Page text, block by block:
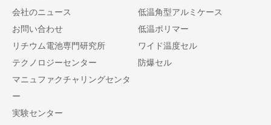
会社のニュース
お問い合わせ
リチウム電池専門研究所
テクノロジーセンター
マニュファクチャリングセンタ
ー
実験センター
低温角型アルミケース
低温ポリマー
ワイド温度セル
防爆セル